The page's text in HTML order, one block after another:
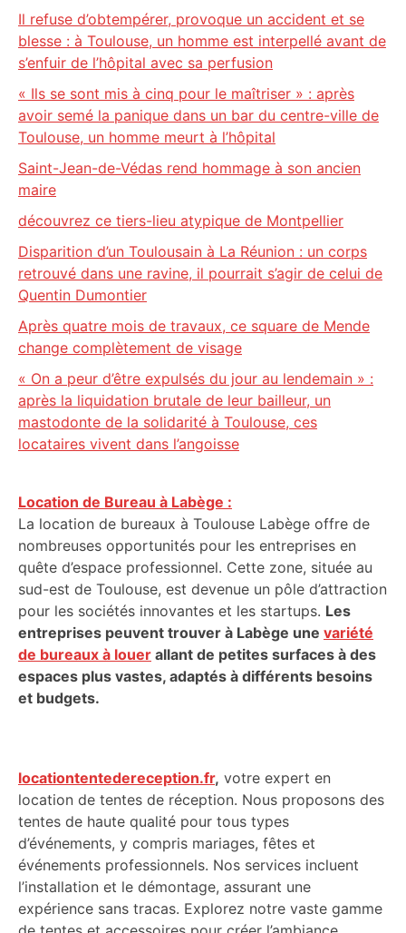
Il refuse d’obtempérer, provoque un accident et se
blesse : à Toulouse, un homme est interpellé avant de
s’enfuir de l’hôpital avec sa perfusion
« Ils se sont mis à cinq pour le maîtriser » : après
avoir semé la panique dans un bar du centre-ville de
Toulouse, un homme meurt à l’hôpital
Saint-Jean-de-Védas rend hommage à son ancien
maire
découvrez ce tiers-lieu atypique de Montpellier
Disparition d’un Toulousain à La Réunion : un corps
retrouvé dans une ravine, il pourrait s’agir de celui de
Quentin Dumontier
Après quatre mois de travaux, ce square de Mende
change complètement de visage
« On a peur d’être expulsés du jour au lendemain » :
après la liquidation brutale de leur bailleur, un
mastodonte de la solidarité à Toulouse, ces
locataires vivent dans l’angoisse
Location de Bureau à Labège :
La location de bureaux à Toulouse Labège offre de
nombreuses opportunités pour les entreprises en
quête d’espace professionnel. Cette zone, située au
sud-est de Toulouse, est devenue un pôle d’attraction
pour les sociétés innovantes et les startups. Les
entreprises peuvent trouver à Labège une variété
de bureaux à louer allant de petites surfaces à des
espaces plus vastes, adaptés à différents besoins
et budgets.
locationtentedereception.fr, votre expert en
location de tentes de réception. Nous proposons des
tentes de haute qualité pour tous types
d’événements, y compris mariages, fêtes et
événements professionnels. Nos services incluent
l’installation et le démontage, assurant une
expérience sans tracas. Explorez notre vaste gamme